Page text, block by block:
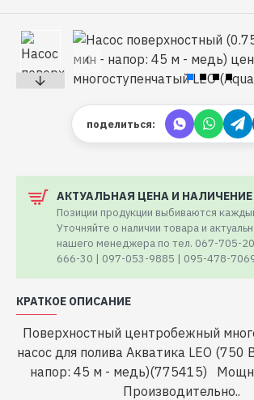
поделиться:
АКТУАЛЬНАЯ ЦЕНА И
Позиции продукции выбиваются
Уточняйте о наличии товара и
нашего менеджера по тел. 067-705-
666-30 | 097-053-9885 | 095-478-
КРАТКОЕ ОПИСАНИЕ
Поверхностный центробежный
насос для полива Акватика LEO (750
напор: 45 м - медь)(775415)
Производительно..